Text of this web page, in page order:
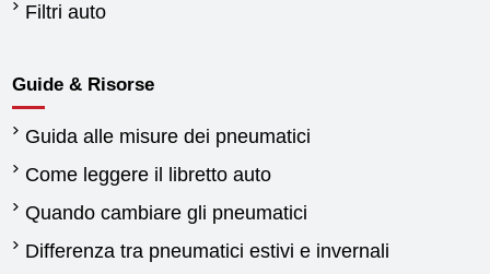
Filtri auto
Guide & Risorse
Guida alle misure dei pneumatici
Come leggere il libretto auto
Quando cambiare gli pneumatici
Differenza tra pneumatici estivi e invernali